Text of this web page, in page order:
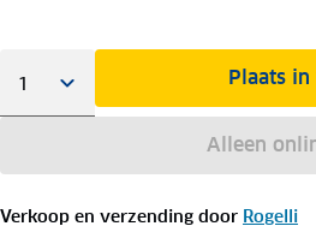
Plaats
Alleen
Verkoop en verzending door Rogelli